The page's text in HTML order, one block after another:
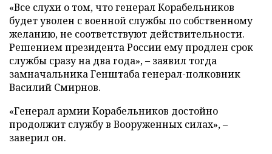
«Все слухи о том, что генерал Корабельников
будет уволен с военной службы по собственному
желанию, не соответствуют действительности.
Решением президента России ему продлен срок
службы сразу на два года», – заявил тогда
замначальника Генштаба генерал-полковник
Василий Смирнов.
«Генерал армии Корабельников достойно
продолжит службу в Вооруженных силах», –
заверил он.